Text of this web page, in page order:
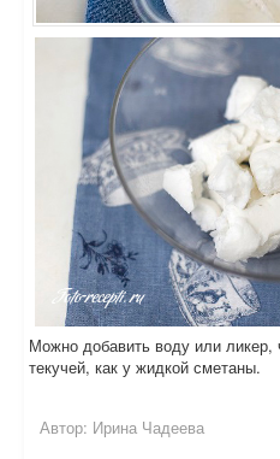
Можно добавить воду или ликер,
текучей, как у жидкой сметаны.
Автор: Ирина Чадеева